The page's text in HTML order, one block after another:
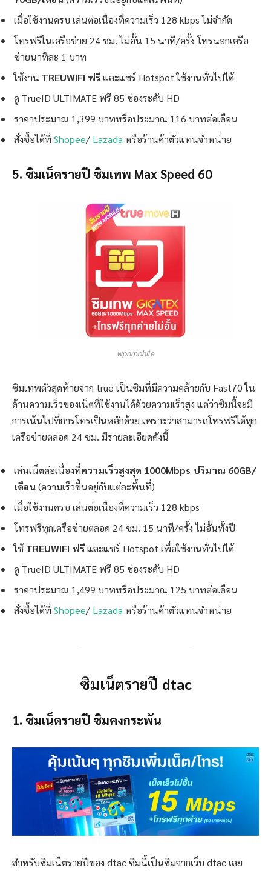
เมื่อใช้งานครบ เล่นต่อเนื่องที่ความเร็ว 128 kbps ไม่จำกัด
โทรฟรีในเครือข่าย 24 ชม. ไม่อั้น 15 นาที/ครั้ง โทรนอกเครือ
ข่ายนาทีละ 1 บาท
ใช้งาน TREUWIFI ฟรีและแชร์ Hotspot ใช้งานทั่วไปได้
ดู TrueID ULTIMATE ฟรี 85 ช่องระดับ HD
ราคาประมาณ 1,399 บาทหรือประมาณ 116 บาทต่อเดือน
สั่งซื้อได้ที่ Shopee/ Lazada หรือร้านค้าตัวแทนจำหน่าย
5. ซิมเน็ตรายปี ซิมเทพ Max Speed 60
wpnmobile
ซิมเทพตัวสุดท้ายจาก true เป็นซิมที่มีความคล้ายกับ Fast70 ใน
ด้านความเร็วของเน็ตที่ใช้งานได้ด้วยความเร็วสูง แต่ว่าซิมนี้จะมี
การเน้นไปที่การโทรเป็นหลักด้วย เพราะว่าสามารถโทรฟรีได้ทุก
เครือข่ายตลอด 24 ชม. มีรายละเอียดดังนี้
เล่นเน็ตต่อเนื่องที่ความเร็วสูงสุด 1000Mbps ปริมาณ 60GB/
เดือน(ความเร็วขึ้นอยู่กับแต่ละพื้นที่)
เมื่อใช้งานครบ เล่นต่อเนื่องที่ความเร็ว 128 kbps
โทรฟรีทุกเครือข่ายตลอด 24 ชม. 15 นาที/ครั้ง ไม่อั้นทั้งปี
ใช้ TREUWIFI ฟรีและแชร์ Hotspot เพื่อใช้งานทั่วไปได้
ดู TrueID ULTIMATE ฟรี 85 ช่องระดับ HD
ราคาประมาณ 1,499 บาทหรือประมาณ 125 บาทต่อเดือน
สั่งซื้อได้ที่ Shopee/ Lazadaหรือร้านค้าตัวแทนจำหน่าย
ซิมเน็ตรายปี dtac
1. ซิมเน็ตรายปี ซิมคงกระพัน
สำหรับซิมเน็ตรายปีของ dtac ซิมนี้เป็นซิมจากเว็บ dtac เลย